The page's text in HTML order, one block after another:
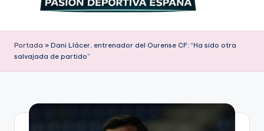
Portada » Dani Llácer, entrenador del Ourense CF: “Ha sido otra
salvajada de partido”